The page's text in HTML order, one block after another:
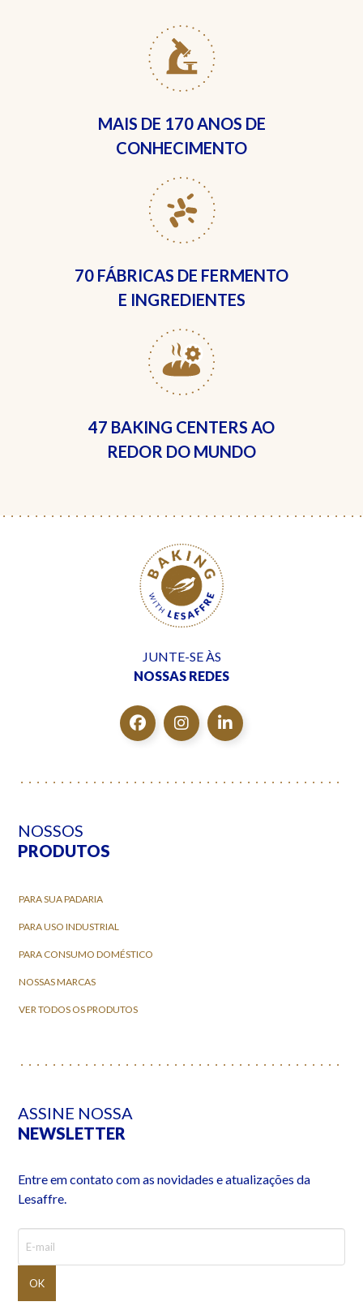
MAIS DE 170 ANOS DE
CONHECIMENTO
70 FÁBRICAS DE FERMENTO
E INGREDIENTES
47 BAKING CENTERS AO
REDOR DO MUNDO
JUNTE-SE ÀS
NOSSAS REDES
NOSSOS
PRODUTOS
PARA SUA PADARIA
PARA USO INDUSTRIAL
PARA CONSUMO DOMÉSTICO
NOSSAS MARCAS
VER TODOS OS PRODUTOS
ASSINE NOSSA
NEWSLETTER
Entre em contato com as novidades e atualizações da
Lesaffre.